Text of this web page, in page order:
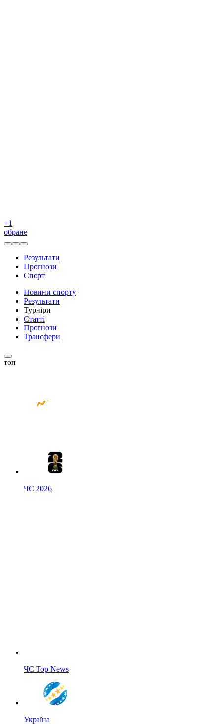
+1
обране
Результати
Прогнози
Спорт
Новини спорту
Результати
Турніри
Статті
Прогнози
Трансфери
топ
ЧС 2026
ЧС Top News
Україна